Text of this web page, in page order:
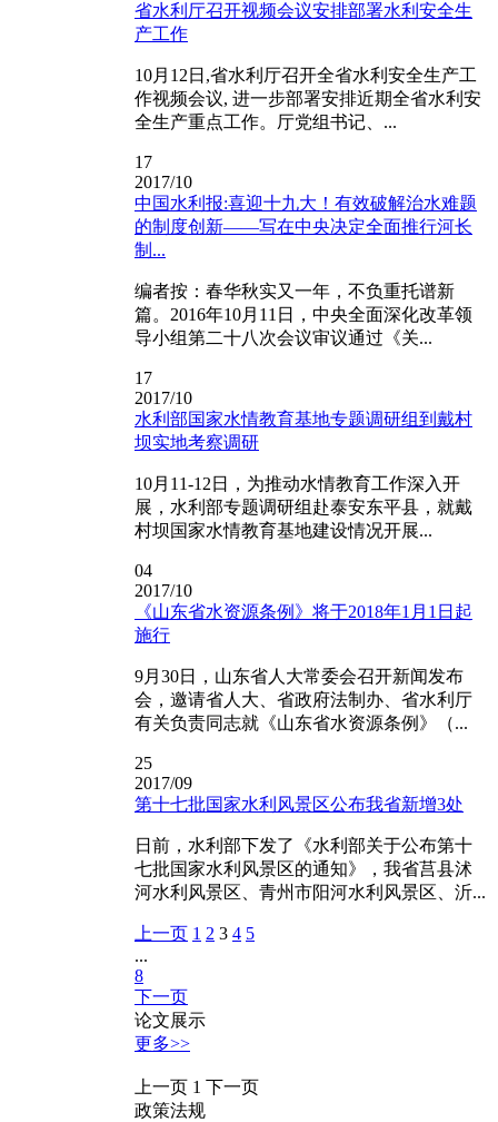
省水利厅召开视频会议安排部署水利安全生
产工作
10月12日,省水利厅召开全省水利安全生产工
作视频会议, 进一步部署安排近期全省水利安
全生产重点工作。厅党组书记、...
17
2017/10
中国水利报:喜迎十九大！有效破解治水难题
的制度创新——写在中央决定全面推行河长
制...
编者按：春华秋实又一年，不负重托谱新
篇。2016年10月11日，中央全面深化改革领
导小组第二十八次会议审议通过《关...
17
2017/10
水利部国家水情教育基地专题调研组到戴村
坝实地考察调研
10月11-12日，为推动水情教育工作深入开
展，水利部专题调研组赴泰安东平县，就戴
村坝国家水情教育基地建设情况开展...
04
2017/10
《山东省水资源条例》将于2018年1月1日起
施行
9月30日，山东省人大常委会召开新闻发布
会，邀请省人大、省政府法制办、省水利厅
有关负责同志就《山东省水资源条例》（...
25
2017/09
第十七批国家水利风景区公布我省新增3处
日前，水利部下发了《水利部关于公布第十
七批国家水利风景区的通知》，我省莒县沭
河水利风景区、青州市阳河水利风景区、沂...
上一页 1 2 3 4 5
...
8
下一页
论文展示
更多>>
上一页 1 下一页
政策法规